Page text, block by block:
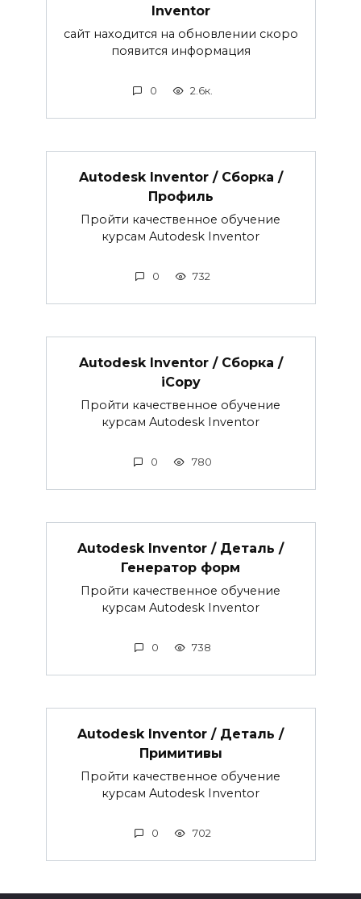
Inventor
сайт находится на обновлении скоро
появится информация
0 2.6к.
Autodesk Inventor / Сборка /
Профиль
Пройти качественное обучение
курсам Autodesk Inventor
0 732
Autodesk Inventor / Сборка /
iCopy
Пройти качественное обучение
курсам Autodesk Inventor
0 780
Autodesk Inventor / Деталь /
Генератор форм
Пройти качественное обучение
курсам Autodesk Inventor
0 738
Autodesk Inventor / Деталь /
Примитивы
Пройти качественное обучение
курсам Autodesk Inventor
0 702